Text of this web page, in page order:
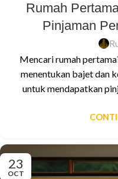
Rumah
Pinjaman
Mencari rumah
menentukan bajet dan
untuk mendapatkan
23
OCT